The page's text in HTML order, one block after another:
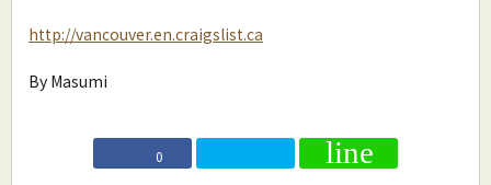
http://vancouver.en.craigslist.ca
By Masumi
0